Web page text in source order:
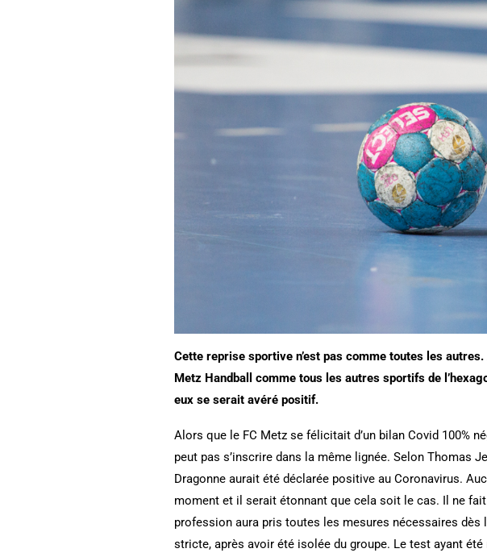
Cette reprise sportive n’est pas comme toutes les
Metz Handball comme tous les autres sportifs de
eux se serait avéré positif.
Alors que le FC Metz se félicitait d’un bilan Covid 100%
peut pas s’inscrire dans la même lignée. Selon Thomas
Dragonne aurait été déclarée positive au Coronavirus.
moment et il serait étonnant que cela soit le cas. Il ne
profession aura pris toutes les mesures nécessaires
stricte, après avoir été isolée du groupe. Le test ayant